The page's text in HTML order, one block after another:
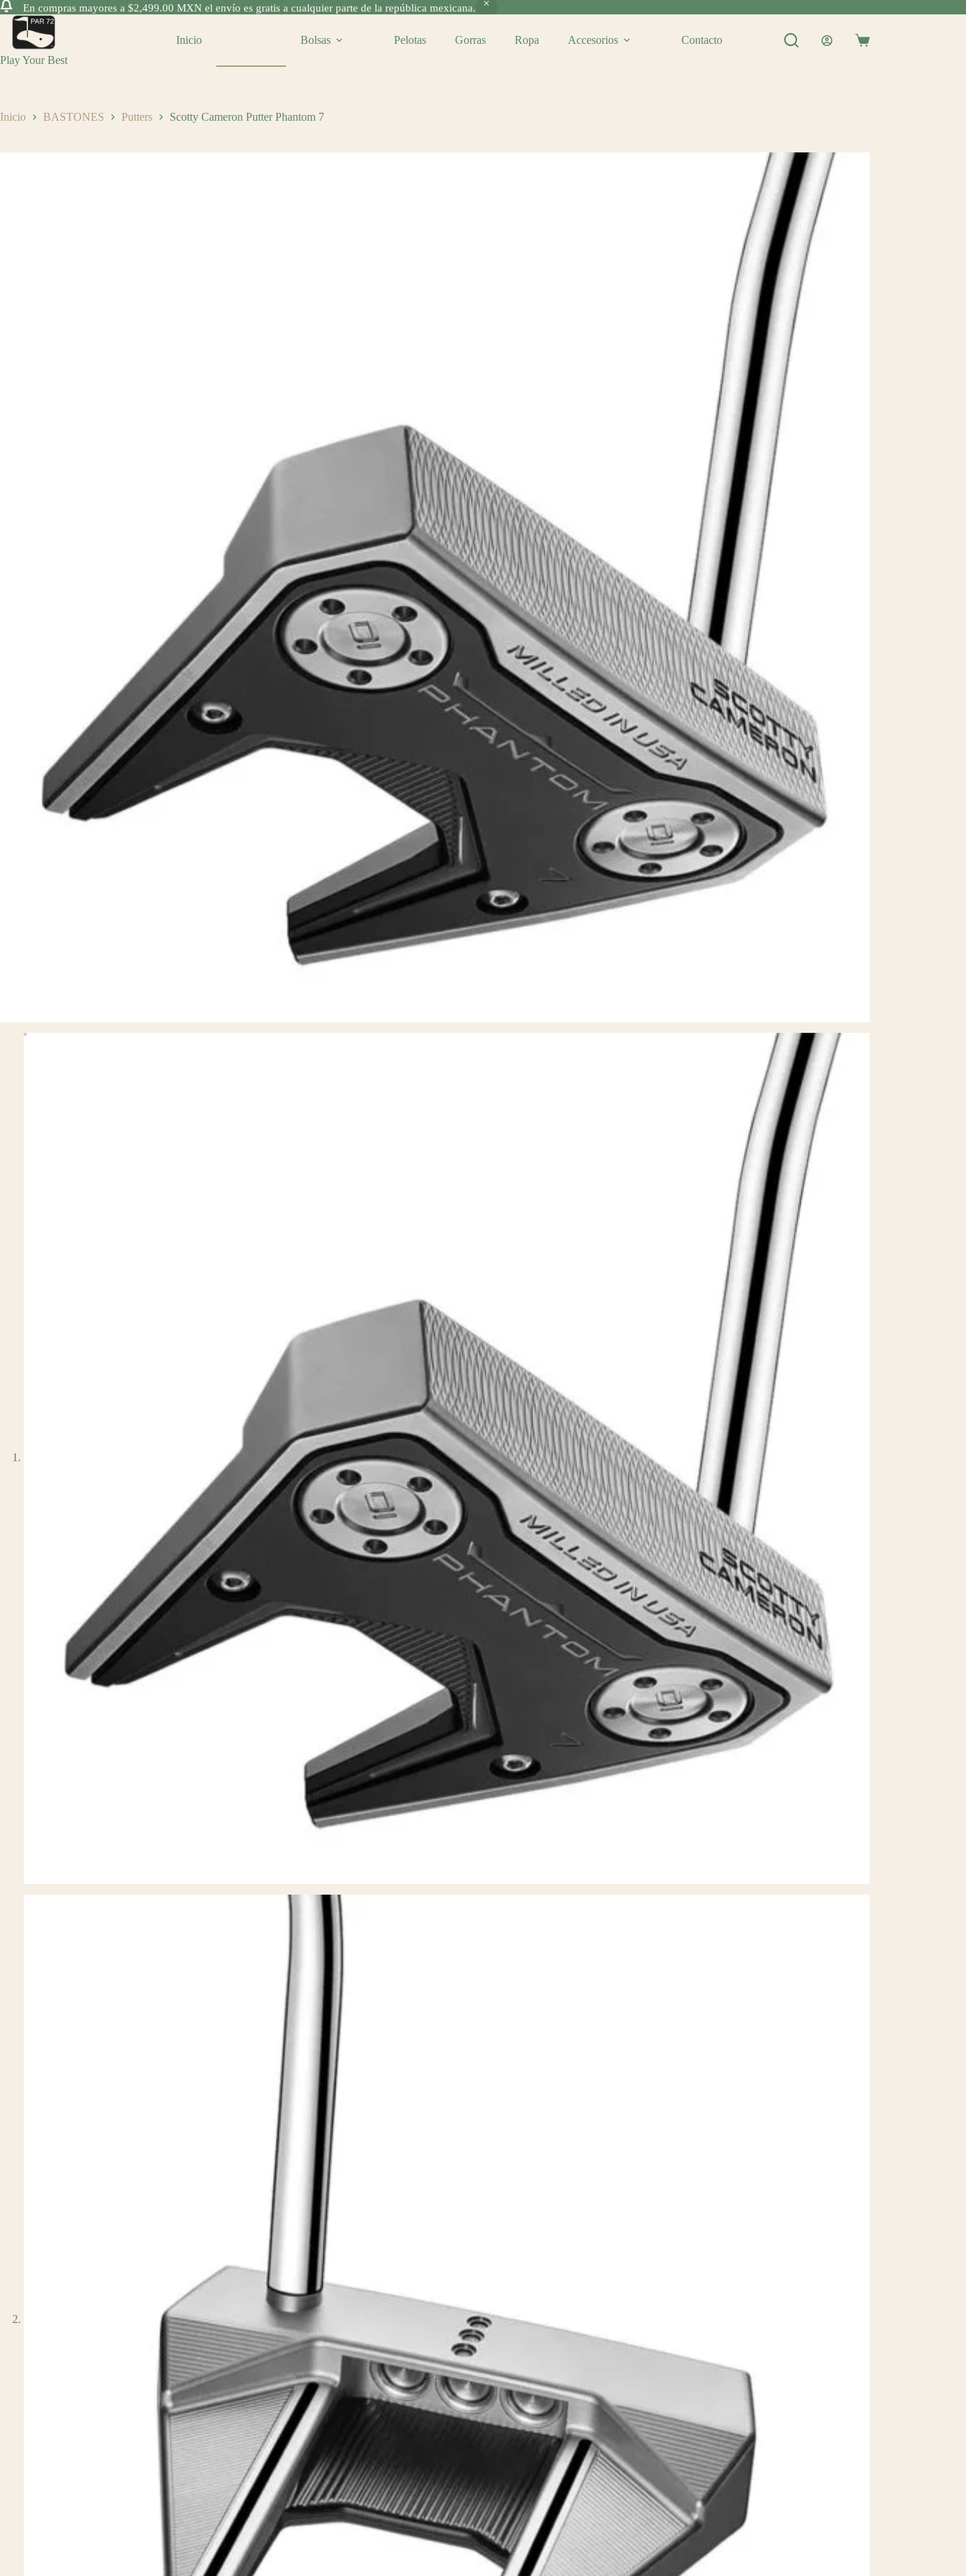
En compras mayores a $2,499.00 MXN el envío es gratis a cualquier parte de la república mexicana.
Saltar
contenido
Play Your Best
Inicio Bolsas Pelotas Gorras Ropa Accesorios Contacto
Shopping
Inicio BASTONES Putters Scotty Cameron Putter Phantom 7